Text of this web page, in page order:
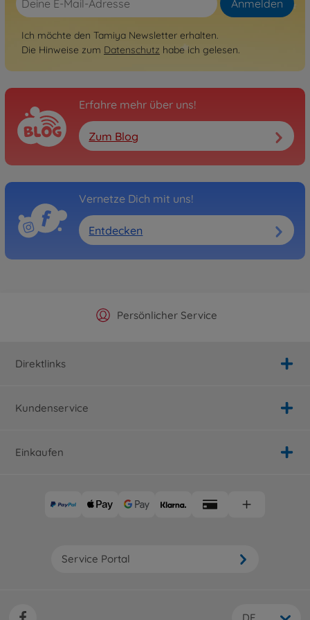
Anmelden
Ich möchte den Tamiya Newsletter erhalten.
Die Hinweise zum Datenschutz habe ich gelesen.
Erfahre mehr über uns!
Zum Blog
Vernetze Dich mit uns!
Entdecken
Offizieller Hersteller Shop
Persönlicher Service
Versandkostenfrei ab 25€
Schnelle Lieferung
Direktlinks
Kundenservice
Einkaufen
Service Portal